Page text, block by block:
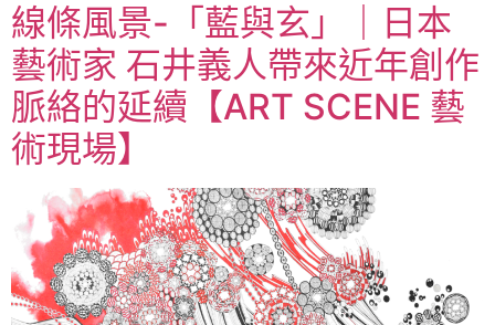
線條風景-「藍與玄」｜日本
藝術家 石井義人帶來近年創作
脈絡的延續【ART SCENE 藝
術現場】